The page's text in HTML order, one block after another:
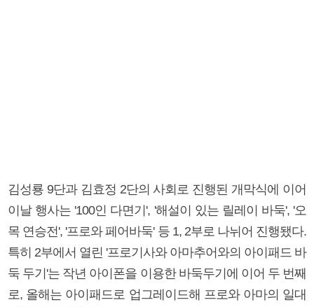
김성룡 9단과 김효정 2단의 사회로 진행된 개막식에 이어
이날 행사는 '100인 다면기', '해설이 있는 릴레이 바둑', '오
목 연승전', '프로와 페어바둑' 등 1, 2부로 나뉘어 진행됐다.
특히 2부에서 열린 '프로기사와 아마추어와의 아이패드 바
둑 두기'는 작년 아이폰을 이용한 바둑두기에 이어 두 번째
로, 올해는 아이패드로 업그레이드해 프로와 아마의 일대